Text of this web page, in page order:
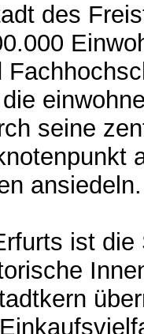
des
seine
ansiedeln.
ist